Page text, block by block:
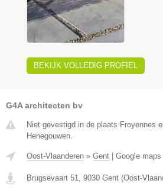
BEKIJK VOLLEDIG PROFIEL
G4A architecten bv
Niet gevestigd in de plaats Froyennes
Henegouwen.
Oost-Vlaanderen » Gent Google maps
Brugsevaart 51, 9030 Gent (Oost-